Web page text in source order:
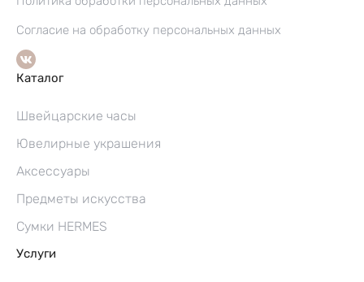
Согласие на обработку персональных данных
Каталог
Швейцарские часы
Ювелирные украшения
Аксессуары
Предметы искусства
Сумки HERMES
Услуги